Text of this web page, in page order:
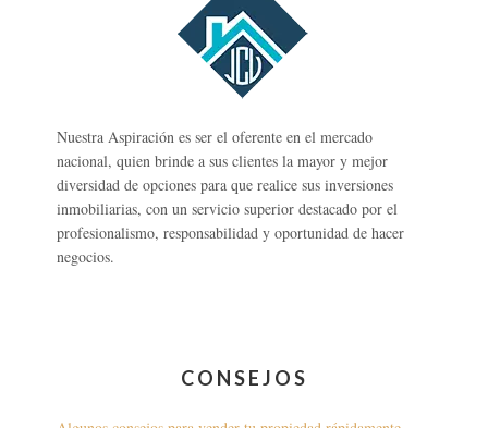
Nuestra Aspiración es ser el oferente en el mercado
nacional, quien brinde a sus clientes la mayor y mejor
diversidad de opciones para que realice sus inversiones
inmobiliarias, con un servicio superior destacado por el
profesionalismo, responsabilidad y oportunidad de hacer
negocios.
CONSEJOS